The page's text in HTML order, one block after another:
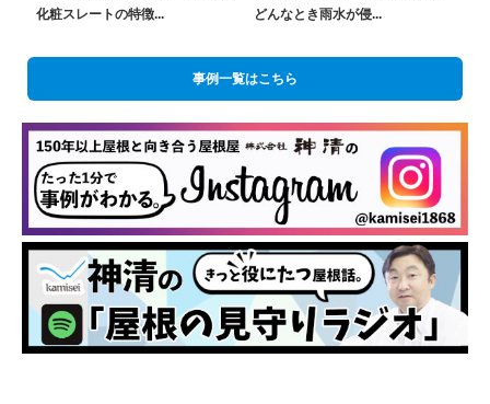
化粧スレートの特徴...
どんなとき雨水が侵...
事例一覧はこちら